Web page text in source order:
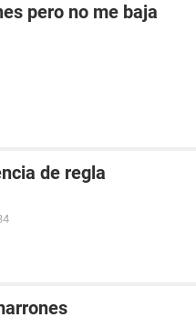
pero no me baja
de regla